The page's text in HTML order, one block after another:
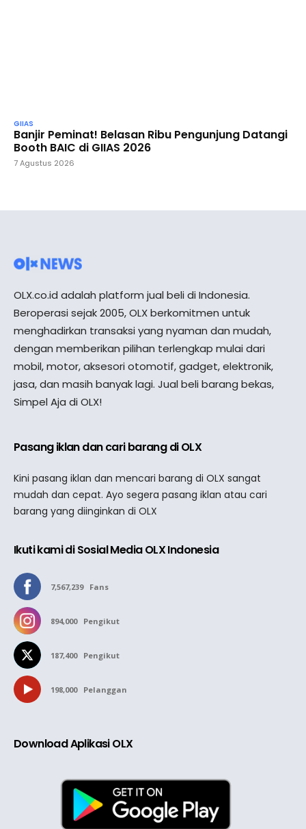
GIIAS
Banjir Peminat! Belasan Ribu Pengunjung Datangi
Booth BAIC di GIIAS 2026
7 Agustus 2026
OLX.co.id adalah platform jual beli di Indonesia.
Beroperasi sejak 2005, OLX berkomitmen untuk
menghadirkan transaksi yang nyaman dan mudah,
dengan memberikan pilihan terlengkap mulai dari
mobil, motor, aksesori otomotif, gadget, elektronik,
jasa, dan masih banyak lagi. Jual beli barang bekas,
Simpel Aja di OLX!
Pasang iklan dan cari barang di OLX
Kini pasang iklan dan mencari barang di OLX sangat
mudah dan cepat. Ayo segera pasang iklan atau cari
barang yang diinginkan di OLX
Ikuti kami di Sosial Media OLX Indonesia
7,567,239 Fans
894,000 Pengikut
187,400 Pengikut
198,000 Pelanggan
Download Aplikasi OLX